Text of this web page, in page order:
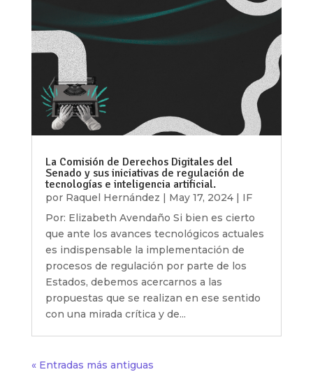
La Comisión de Derechos Digitales del
Senado y sus iniciativas de regulación de
tecnologías e inteligencia artificial.
por Raquel Hernández May 17, 2024| IF
Por: Elizabeth Avendaño Si bien es cierto
que ante los avances tecnológicos actuales
es indispensable la implementación de
procesos de regulación por parte de los
Estados, debemos acercarnos a las
propuestas que se realizan en ese sentido
con una mirada crítica y de...
« Entradas más antiguas